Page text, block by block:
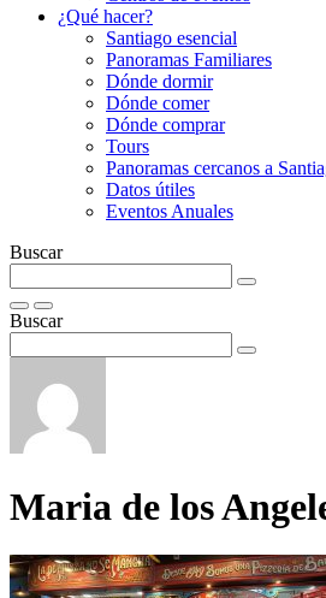
¿Qué hacer?
Santiago esencial
Panoramas Familiares
Dónde dormir
Dónde comer
Dónde comprar
Tours
Panoramas cercanos a
Datos útiles
Eventos Anuales
Buscar
Buscar
Maria de los